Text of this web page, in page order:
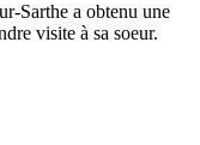
Sarthe a obtenu une
visite à sa soeur.